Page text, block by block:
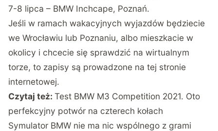
7-8 lipca – BMW Inchcape, Poznań.
Jeśli w ramach wakacyjnych wyjazdów będziecie
we Wrocławiu lub Poznaniu, albo mieszkacie w
okolicy i chcecie się sprawdzić na wirtualnym
torze, to zapisy są prowadzone na tej stronie
internetowej.
Czytaj też:Test BMW M3 Competition 2021. Oto
perfekcyjny potwór na czterech kołach
Symulator BMW nie ma nic wspólnego z grami